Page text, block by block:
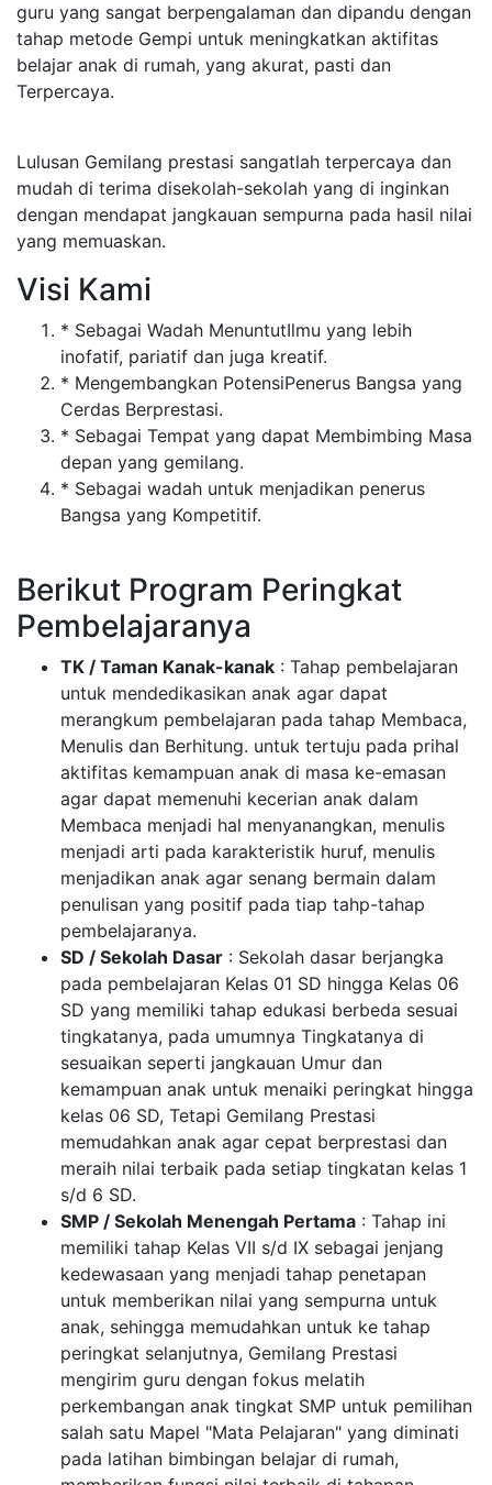
guru yang sangat berpengalaman dan dipandu dengan
tahap metode Gempi untuk meningkatkan aktifitas
belajar anak di rumah, yang akurat, pasti dan
Terpercaya.
Lulusan Gemilang prestasi sangatlah terpercaya dan
mudah di terima disekolah-sekolah yang di inginkan
dengan mendapat jangkauan sempurna pada hasil nilai
yang memuaskan.
Visi Kami
* Sebagai Wadah MenuntutIlmu yang lebih
inofatif, pariatif dan juga kreatif.
* Mengembangkan PotensiPenerus Bangsa yang
Cerdas Berprestasi.
* Sebagai Tempat yang dapat Membimbing Masa
depan yang gemilang.
* Sebagai wadah untuk menjadikan penerus
Bangsa yang Kompetitif.
Berikut Program Peringkat
Pembelajaranya
TK / Taman Kanak-kanak : Tahap pembelajaran
untuk mendedikasikan anak agar dapat
merangkum pembelajaran pada tahap Membaca,
Menulis dan Berhitung. untuk tertuju pada prihal
aktifitas kemampuan anak di masa ke-emasan
agar dapat memenuhi kecerian anak dalam
Membaca menjadi hal menyanangkan, menulis
menjadi arti pada karakteristik huruf, menulis
menjadikan anak agar senang bermain dalam
penulisan yang positif pada tiap tahp-tahap
pembelajaranya.
SD / Sekolah Dasar : Sekolah dasar berjangka
pada pembelajaran Kelas 01 SD hingga Kelas 06
SD yang memiliki tahap edukasi berbeda sesuai
tingkatanya, pada umumnya Tingkatanya di
sesuaikan seperti jangkauan Umur dan
kemampuan anak untuk menaiki peringkat hingga
kelas 06 SD, Tetapi Gemilang Prestasi
memudahkan anak agar cepat berprestasi dan
meraih nilai terbaik pada setiap tingkatan kelas 1
s/d 6 SD.
SMP / Sekolah Menengah Pertama : Tahap ini
memiliki tahap Kelas VII s/d IX sebagai jenjang
kedewasaan yang menjadi tahap penetapan
untuk memberikan nilai yang sempurna untuk
anak, sehingga memudahkan untuk ke tahap
peringkat selanjutnya, Gemilang Prestasi
mengirim guru dengan fokus melatih
perkembangan anak tingkat SMP untuk pemilihan
salah satu Mapel "Mata Pelajaran" yang diminati
pada latihan bimbingan belajar di rumah,